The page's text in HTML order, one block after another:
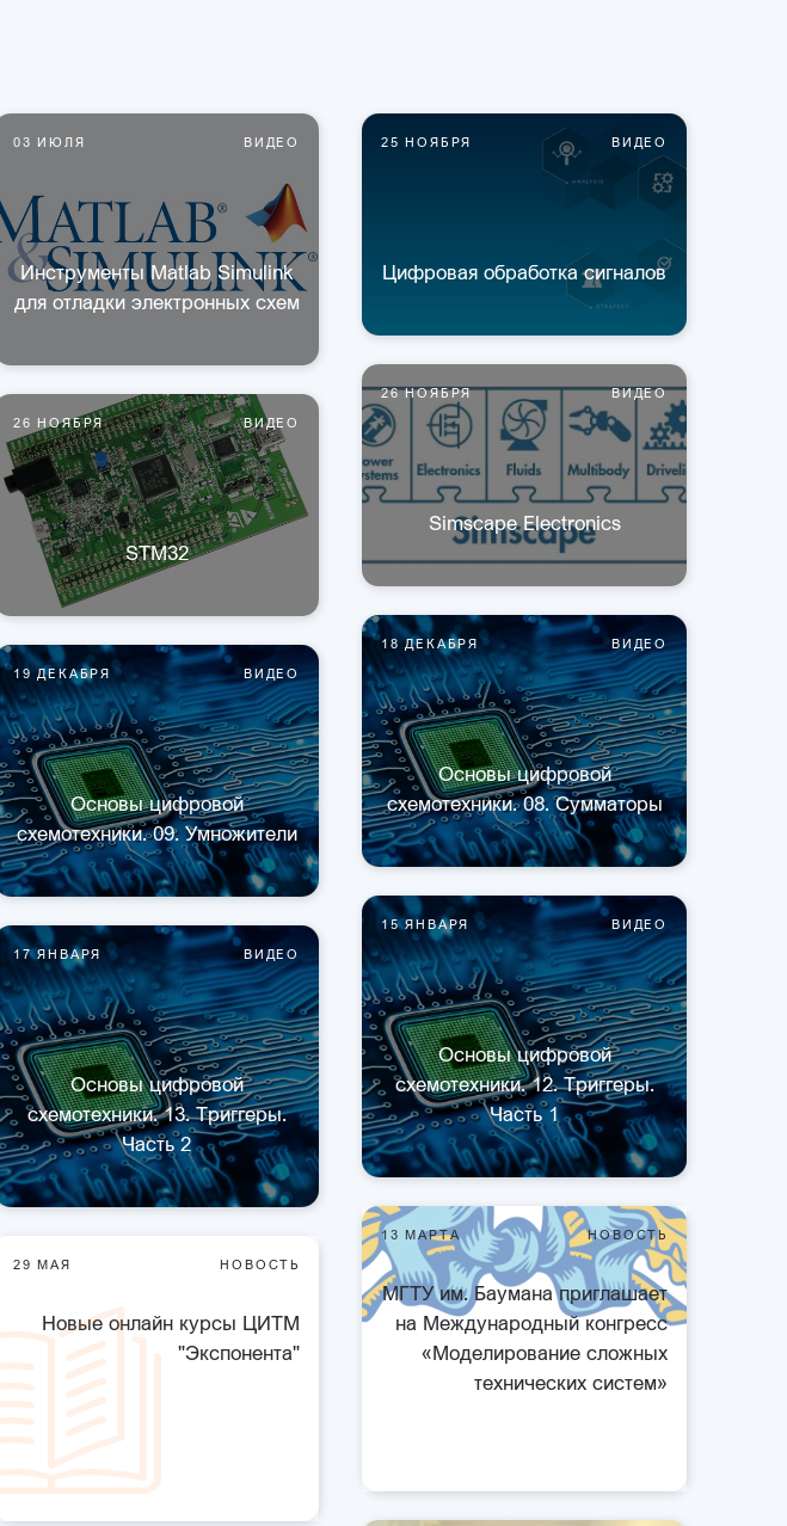
03 ИЮЛЯ ВИДЕО
Инструменты Matlab Simulink
для отладки электронных схем
25 НОЯБРЯ ВИДЕО
Цифровая обработка сигналов
26 НОЯБРЯ ВИДЕО
Simscape Electronics
26 НОЯБРЯ ВИДЕО
STM32
18 ДЕКАБРЯ ВИДЕО
Основы цифровой
схемотехники. 08. Сумматоры
19 ДЕКАБРЯ ВИДЕО
Основы цифровой
схемотехники. 09. Умножители
15 ЯНВАРЯ ВИДЕО
Основы цифровой
схемотехники. 12. Триггеры.
Часть 1
17 ЯНВАРЯ ВИДЕО
Основы цифровой
схемотехники. 13. Триггеры.
Часть 2
13 МАРТА НОВОСТЬ
МГТУ им. Баумана приглашает
на Международный конгресс
«Моделирование сложных
технических систем»
29 МАЯ НОВОСТЬ
Новые онлайн курсы ЦИТМ
"Экспонента"